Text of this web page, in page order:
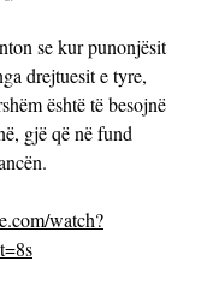
se kur punonjësit
drejtuesit e tyre,
është të besojnë
gjë që në fund
watch?